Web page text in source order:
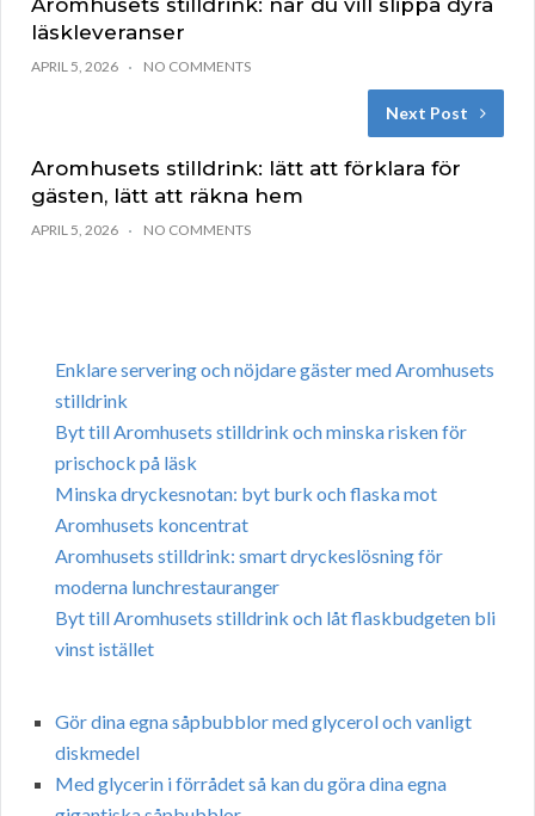
Aromhusets stilldrink: när du vill slippa dyra
läskleveranser
APRIL 5, 2026 NO COMMENTS
Next Post
Aromhusets stilldrink: lätt att förklara för
gästen, lätt att räkna hem
APRIL 5, 2026 NO COMMENTS
Enklare servering och nöjdare gäster med Aromhusets
stilldrink
Byt till Aromhusets stilldrink och minska risken för
prischock på läsk
Minska dryckesnotan: byt burk och flaska mot
Aromhusets koncentrat
Aromhusets stilldrink: smart dryckeslösning för
moderna lunchrestauranger
Byt till Aromhusets stilldrink och låt flaskbudgeten bli
vinst istället
Gör dina egna såpbubblor med glycerol och vanligt
diskmedel
Med glycerin i förrådet så kan du göra dina egna